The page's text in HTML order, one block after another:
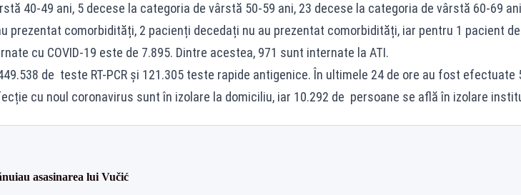
40-49 ani, 5 decese la categoria de vârstă 50-59 ani, 23 decese la categoria de vârstă 60-69
prezentat comorbidități, 2 pacienți decedați nu au prezentat comorbidități, iar pentru 1 pacient
cu COVID-19 este de 7.895. Dintre acestea, 971 sunt internate la ATI.
de teste RT-PCR și 121.305 teste rapide antigenice. În ultimele 24 de ore au fost
cu noul coronavirus sunt în izolare la domiciliu, iar 10.292 de persoane se află în izolare
asasinarea lui Vučić